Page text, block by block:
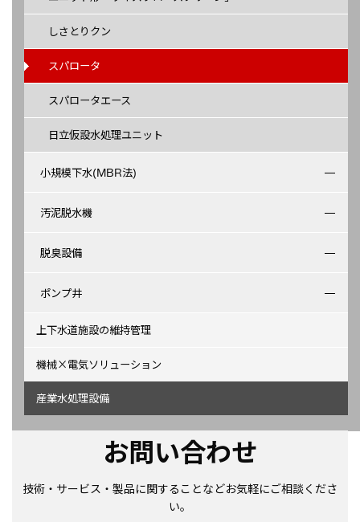
しさとりクン
スパロータ
スパロータエース
日立仮設水処理ユニット
小規模下水(MBR法)
汚泥脱水機
脱臭設備
ポンプ井
上下水道施設の維持管理
機械×電気ソリューション
産業水処理設備
お問い合わせ
技術・サービス・製品に関することなどお気軽にご相談くださ
い。